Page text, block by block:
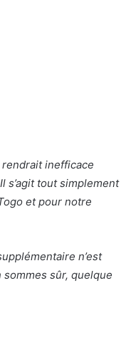
inefficace
s’agit tout simplement
et pour notre
n’est
sûr, quelque